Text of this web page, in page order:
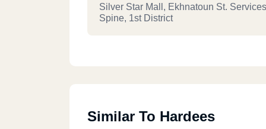
Silver Star Mall, Ekhnatoun St. Services
Spine, 1st District
Hardees - El Dokki
Similar To Hardees